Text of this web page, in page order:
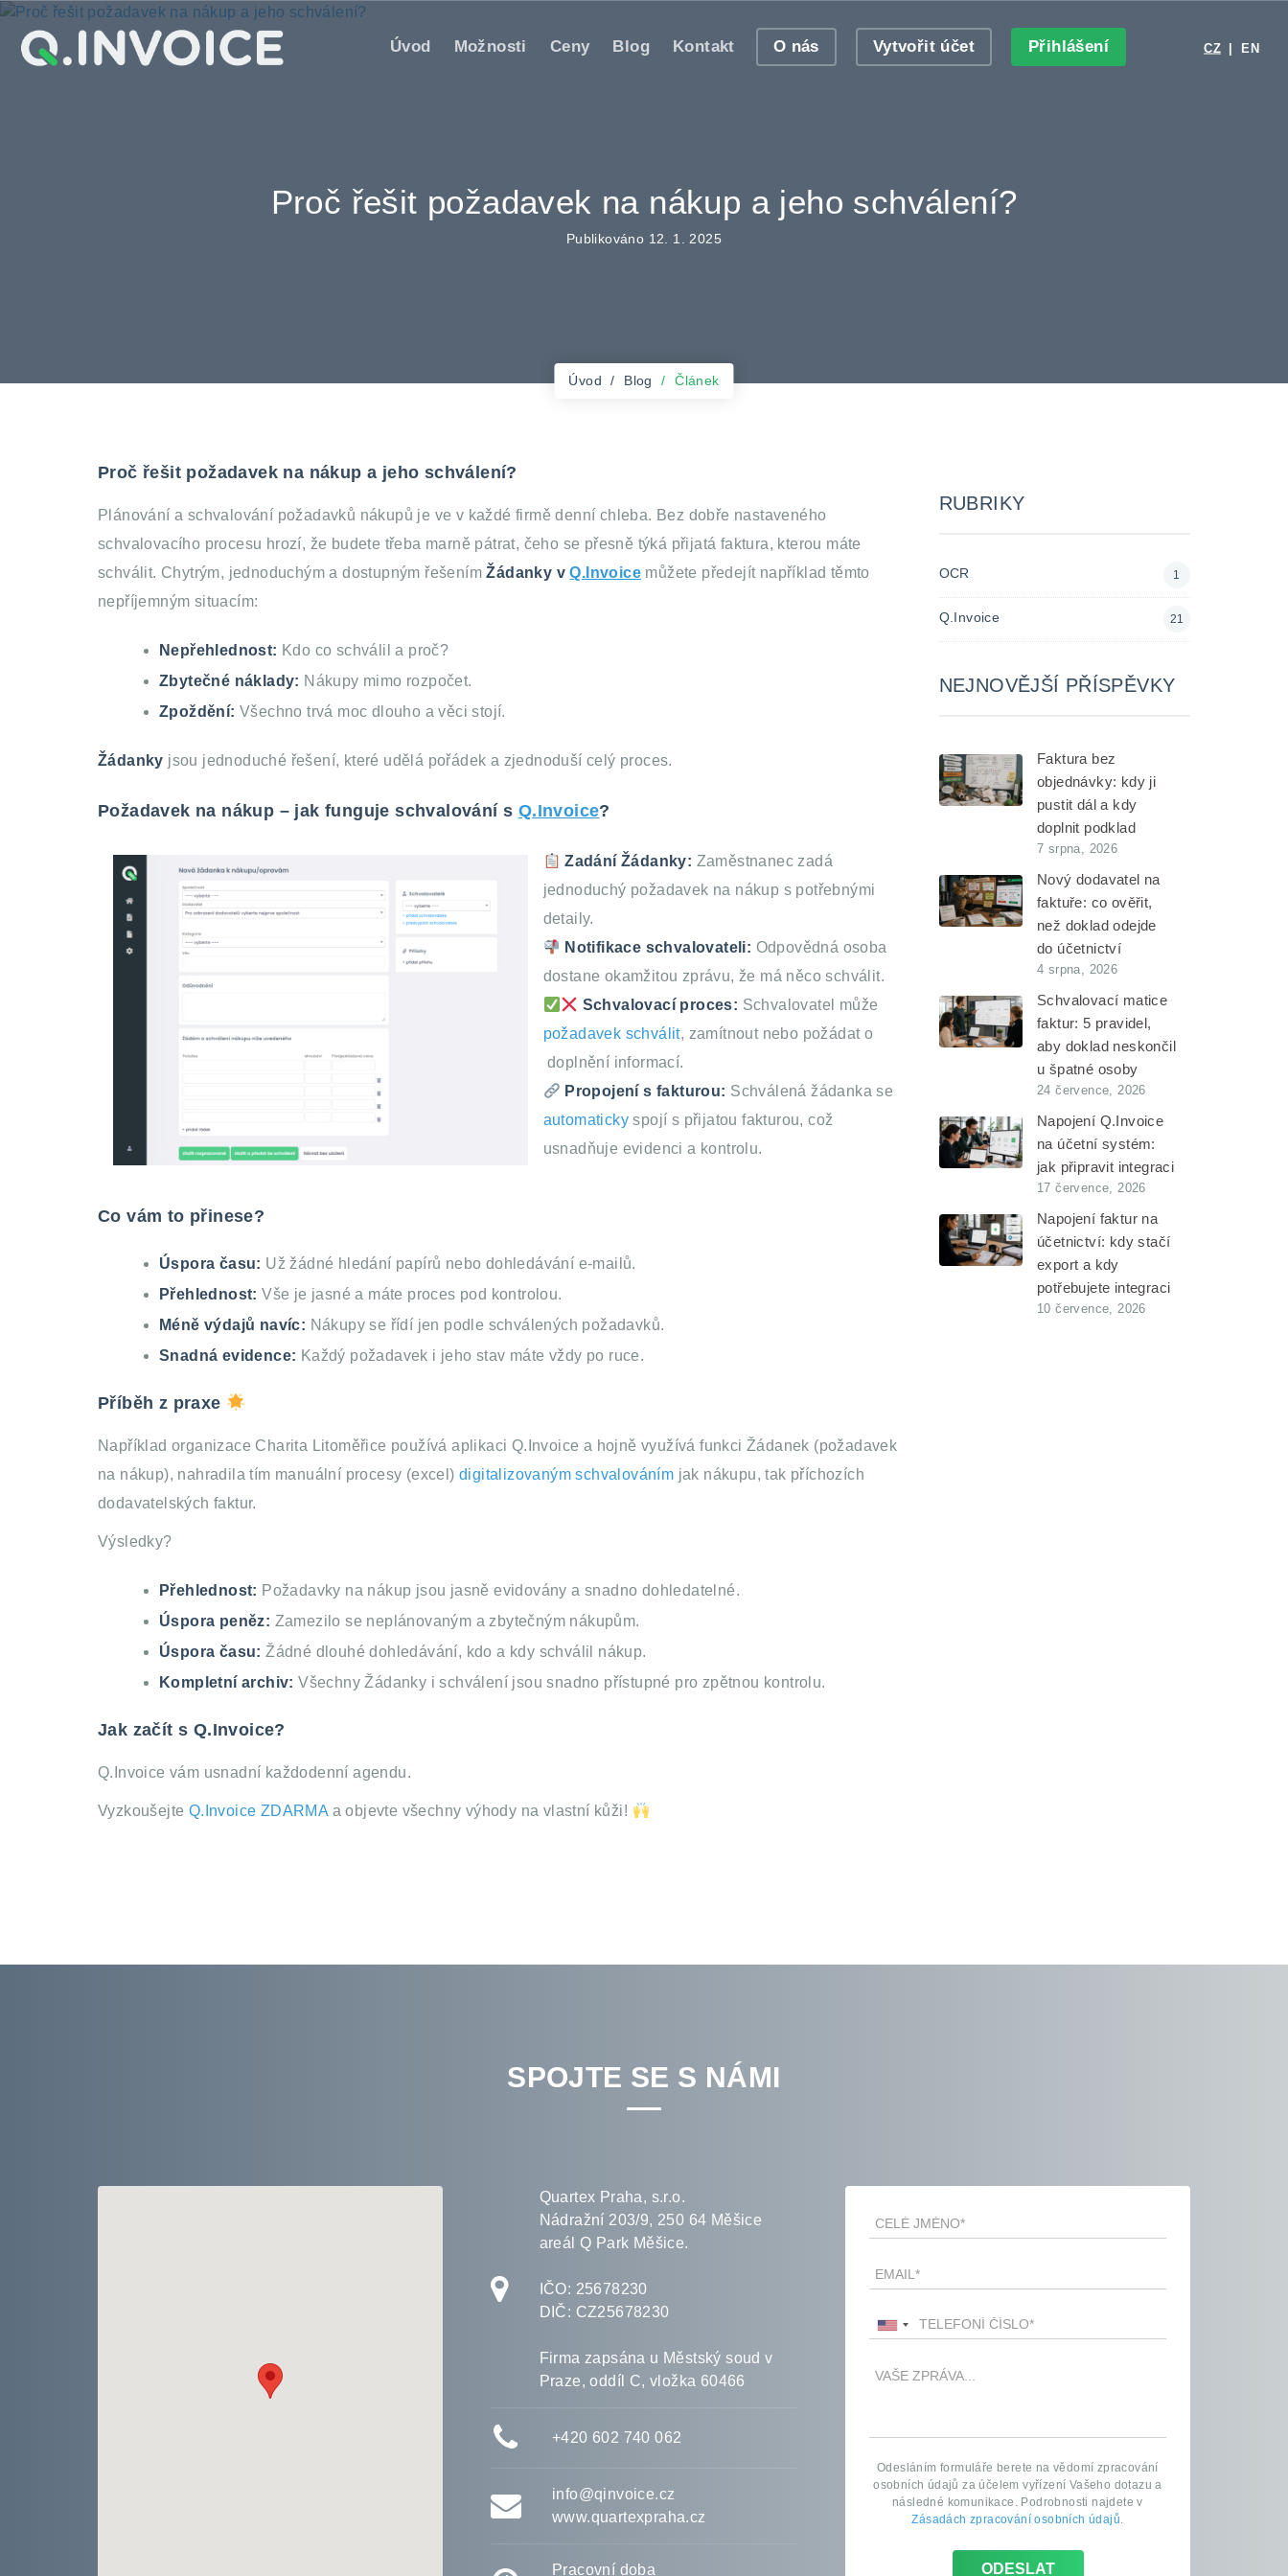
Úvod Možnosti Ceny Blog Kontakt O nás Vytvořit účet Přihlášení CZ | EN
Proč řešit požadavek na nákup a jeho schválení?
Publikováno 12. 1. 2025
Úvod Blog Článek
Proč řešit požadavek na nákup a jeho schválení?
Plánování a schvalování požadavků nákupů je ve v každé firmě denní chleba. Bez dobře nastaveného
schvalovacího procesu hrozí, že budete třeba marně pátrat, čeho se přesně týká přijatá faktura, kterou máte
schválit. Chytrým, jednoduchým a dostupným řešenímŽádanky vQ.Invoice můžete předejít například těmto
nepříjemným situacím:
Nepřehlednost: Kdo co schválil a proč?
Zbytečné náklady: Nákupy mimo rozpočet.
Zpoždění: Všechno trvá moc dlouho a věci stojí.
Žádanky jsou jednoduché řešení, které udělá pořádek a zjednoduší celý proces.
Požadavek na nákup – jak funguje schvalování s Q.Invoice?
Zadání Žádanky: Zaměstnanec zadá
jednoduchý požadavek na nákup s potřebnými
detaily.
Notifikace schvalovateli: Odpovědná osoba
dostane okamžitou zprávu, že má něco schválit.
Schvalovací proces: Schvalovatel může
požadavek schválit, zamítnout nebo požádat o
doplnění informací.
Propojení s fakturou: Schválená žádanka se
automaticky spojí s přijatou fakturou, což
usnadňuje evidenci a kontrolu.
Co vám to přinese?
Úspora času: Už žádné hledání papírů nebo dohledávání e-mailů.
Přehlednost:Vše je jasné a máte proces pod kontrolou.
Méně výdajů navíc: Nákupy se řídí jen podle schválených požadavků.
Snadná evidence: Každý požadavek i jeho stav máte vždy po ruce.
Příběh z praxe
Například organizace Charita Litoměřice používá aplikaci Q.Invoice a hojně využívá funkci Žádanek (požadavek
na nákup), nahradila tím manuální procesy (excel) digitalizovaným schvalováním jak nákupu, tak příchozích
dodavatelských faktur.
Výsledky?
Přehlednost: Požadavky na nákup jsou jasně evidovány a snadno dohledatelné.
Úspora peněz: Zamezilo se neplánovaným a zbytečným nákupům.
Úspora času:Žádné dlouhé dohledávání, kdo a kdy schválil nákup.
Kompletní archiv:Všechny Žádanky i schválení jsou snadno přístupné pro zpětnou kontrolu.
Jak začít s Q.Invoice?
Q.Invoice vám usnadní každodenní agendu.
Vyzkoušejte Q.Invoice ZDARMA a objevte všechny výhody na vlastní kůži!
RUBRIKY
OCR 1
Q.Invoice 21
NEJNOVĚJŠÍ PŘÍSPĚVKY
Faktura bez
objednávky: kdy ji
pustit dál a kdy
doplnit podklad
7 srpna, 2026
Nový dodavatel na
faktuře: co ověřit,
než doklad odejde
do účetnictví
4 srpna, 2026
Schvalovací matice
faktur: 5 pravidel,
aby doklad neskončil
u špatné osoby
24 července, 2026
Napojení Q.Invoice
na účetní systém:
jak připravit integraci
17 července, 2026
Napojení faktur na
účetnictví: kdy stačí
export a kdy
potřebujete integraci
10 července, 2026
SPOJTE SE S NÁMI
Quartex Praha, s.r.o.
Nádražní 203/9, 250 64 Měšice
areál Q Park Měšice.
IČO: 25678230
DIČ: CZ25678230
Firma zapsána u Městský soud v
Praze, oddíl C, vložka 60466
+420 602 740 062
info@qinvoice.cz
www.quartexpraha.cz
Pracovní doba
Odesláním formuláře berete na vědomí zpracování
osobních údajů za účelem vyřízení Vašeho dotazu a
následné komunikace. Podrobnosti najdete v
Zásadách zpracování osobních údajů.
ODESLAT